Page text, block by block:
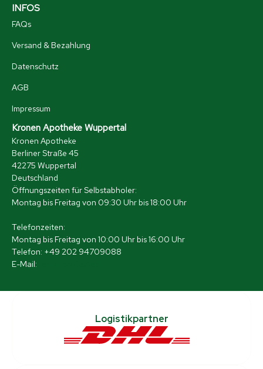
INFOS
FAQs
Versand & Bezahlung
Datenschutz
AGB
Impressum
Kronen Apotheke Wuppertal
Kronen Apotheke
Berliner Straße 45
42275 Wuppertal
Deutschland
Öffnungszeiten für Selbstabholer:
Montag bis Freitag von 09:30 Uhr bis 18:00 Uhr
Telefonzeiten:
Montag bis Freitag von 10:00 Uhr bis 16:00 Uhr
Telefon: +49 202 94709088
E-Mail:
Logistikpartner